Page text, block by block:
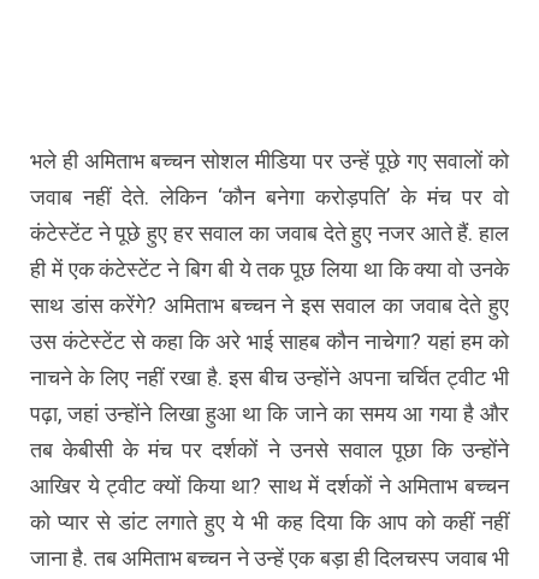
भले ही अमिताभ बच्चन सोशल मीडिया पर उन्हें पूछे गए सवालों को
जवाब नहीं देते. लेकिन ‘कौन बनेगा करोड़पति’ के मंच पर वो
कंटेस्टेंट ने पूछे हुए हर सवाल का जवाब देते हुए नजर आते हैं. हाल
ही में एक कंटेस्टेंट ने बिग बी ये तक पूछ लिया था कि क्या वो उनके
साथ डांस करेंगे? अमिताभ बच्चन ने इस सवाल का जवाब देते हुए
उस कंटेस्टेंट से कहा कि अरे भाई साहब कौन नाचेगा? यहां हम को
नाचने के लिए नहीं रखा है. इस बीच उन्होंने अपना चर्चित ट्वीट भी
पढ़ा, जहां उन्होंने लिखा हुआ था कि जाने का समय आ गया है और
तब केबीसी के मंच पर दर्शकों ने उनसे सवाल पूछा कि उन्होंने
आखिर ये ट्वीट क्यों किया था? साथ में दर्शकों ने अमिताभ बच्चन
को प्यार से डांट लगाते हुए ये भी कह दिया कि आप को कहीं नहीं
जाना है. तब अमिताभ बच्चन ने उन्हें एक बड़ा ही दिलचस्प जवाब भी